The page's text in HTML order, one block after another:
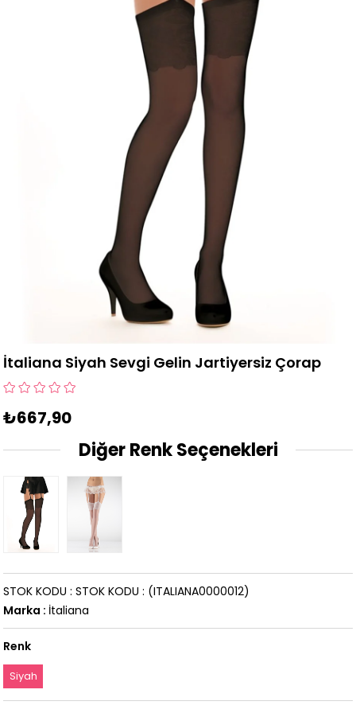
İtaliana Siyah Sevgi Gelin Jartiyersiz Çorap
₺667,90
Diğer Renk Seçenekleri
(ITALIANA0000012)
STOK KODU
STOK KODU
Marka : İtaliana
Renk
Siyah